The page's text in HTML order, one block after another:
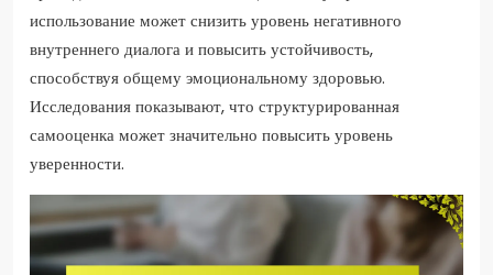
использование может снизить уровень негативного
внутреннего диалога и повысить устойчивость,
способствуя общему эмоциональному здоровью.
Исследования показывают, что структурированная
самооценка может значительно повысить уровень
уверенности.